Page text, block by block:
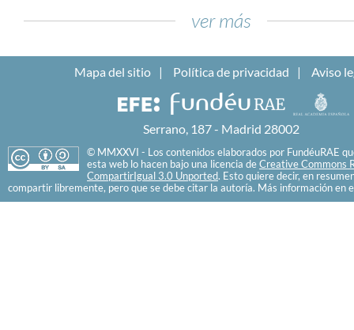
ver más
Mapa del sitio Política de privacidad Aviso
Serrano, 187 - Madrid 28002
© MMXXVI - Los contenidos elaborados por FundéuRAE
esta web lo hacen bajo una licencia de Creative Commons
CompartirIgual 3.0 Unported. Esto quiere decir, en
compartir libremente, pero que se debe citar la autoría. Más información en